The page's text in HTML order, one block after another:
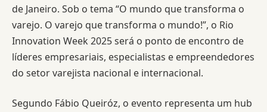
de Janeiro. Sob o tema “O mundo que transforma o
varejo. O varejo que transforma o mundo!”, o Rio
Innovation Week 2025 será o ponto de encontro de
líderes empresariais, especialistas e empreendedores
do setor varejista nacional e internacional.
Segundo Fábio Queiróz, o evento representa um hub